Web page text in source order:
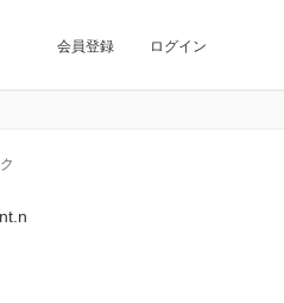
会員登録 ログイン